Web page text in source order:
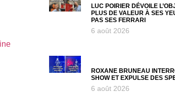
LUC POIRIER DÉVOILE
PLUS DE VALEUR À SES
PAS SES FERRARI
6 août 2026
ROXANE BRUNEAU
SHOW ET EXPULSE DES
6 août 2026